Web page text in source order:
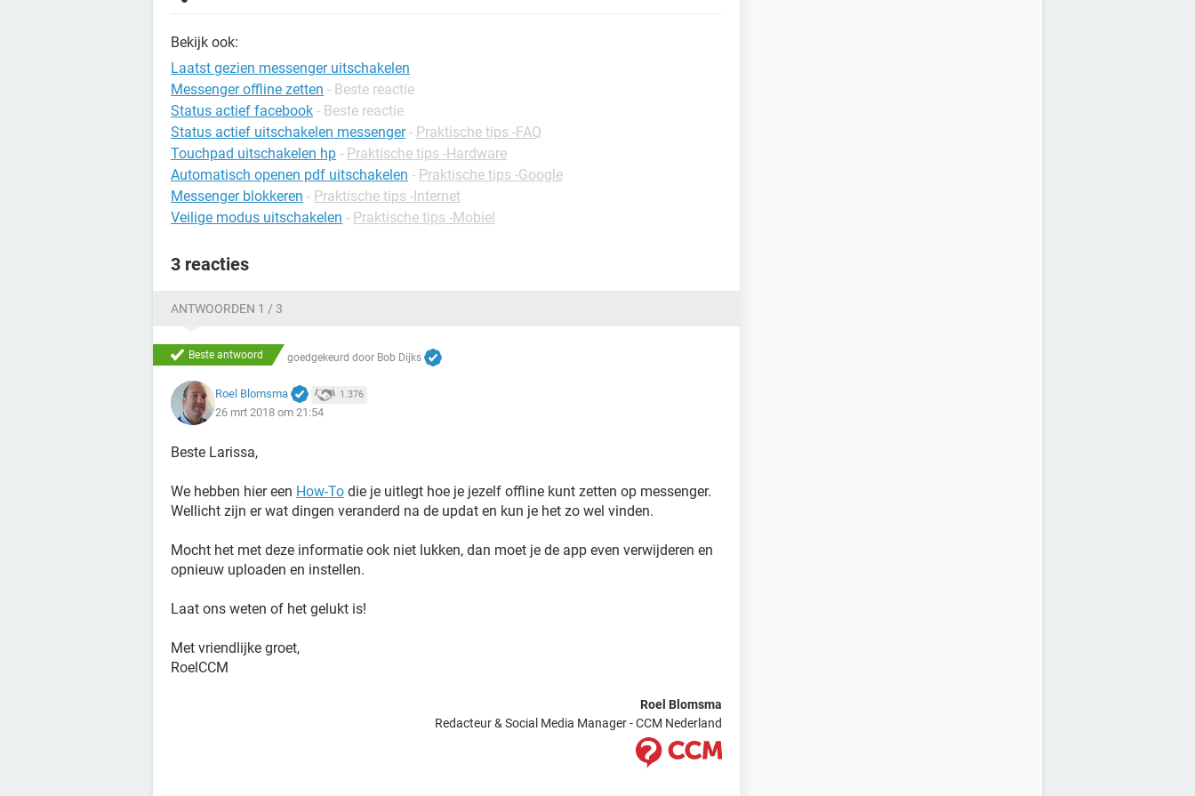
Bekijk ook:
Laatst gezien messenger uitschakelen
Messenger offline zetten - Beste reactie
Status actief facebook - Beste reactie
Status actief uitschakelen messenger - Praktische tips -FAQ
Touchpad uitschakelen hp - Praktische tips -Hardware
Automatisch openen pdf uitschakelen - Praktische tips -Google
Messenger blokkeren - Praktische tips -Internet
Veilige modus uitschakelen - Praktische tips -Mobiel
3 reacties
ANTWOORDEN 1 / 3
Beste antwoord goedgekeurd door Bob Dijks
Roel Blomsma 1.376
26 mrt 2018 om 21:54
Beste Larissa,
We hebben hier een How-To die je uitlegt hoe je jezelf offline kunt zetten op messenger.
Wellicht zijn er wat dingen veranderd na de updat en kun je het zo wel vinden.
Mocht het met deze informatie ook niet lukken, dan moet je de app even verwijderen en
opnieuw uploaden en instellen.
Laat ons weten of het gelukt is!
Met vriendlijke groet,
RoelCCM
Roel Blomsma
Redacteur & Social Media Manager - CCM Nederland